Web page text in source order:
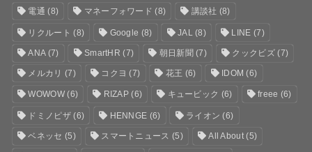
電通 (8) マネーフォワード (8) 講談社 (8)
リクルート (8) Google (8) JAL (8) LINE (7)
ANA(7) SmartHR (7) 朝日新聞 (7) クックビズ(7)
メルカリ (7) コクヨ (7) 花王 (6) IDOM (6)
WOWOW(6) RIZAP (6) キュービック (6) freee (6)
ドミノピザ(6) HENNGE (6) ライオン (6)
ベネッセ (5) スマートニュース (5) All About(5)